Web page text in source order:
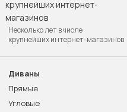
Несколько лет в числе
крупнейших интернет-магазинов
Диваны
Прямые
Угловые